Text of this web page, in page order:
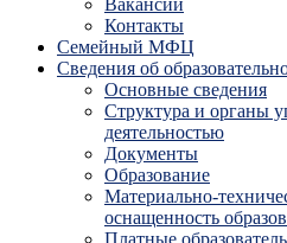
Вакансии
Контакты
Семейный МФЦ
Сведения об
Основные сведения
Структура и органы
деятельностью
Документы
Образование
Материально-
оснащенность
Платные